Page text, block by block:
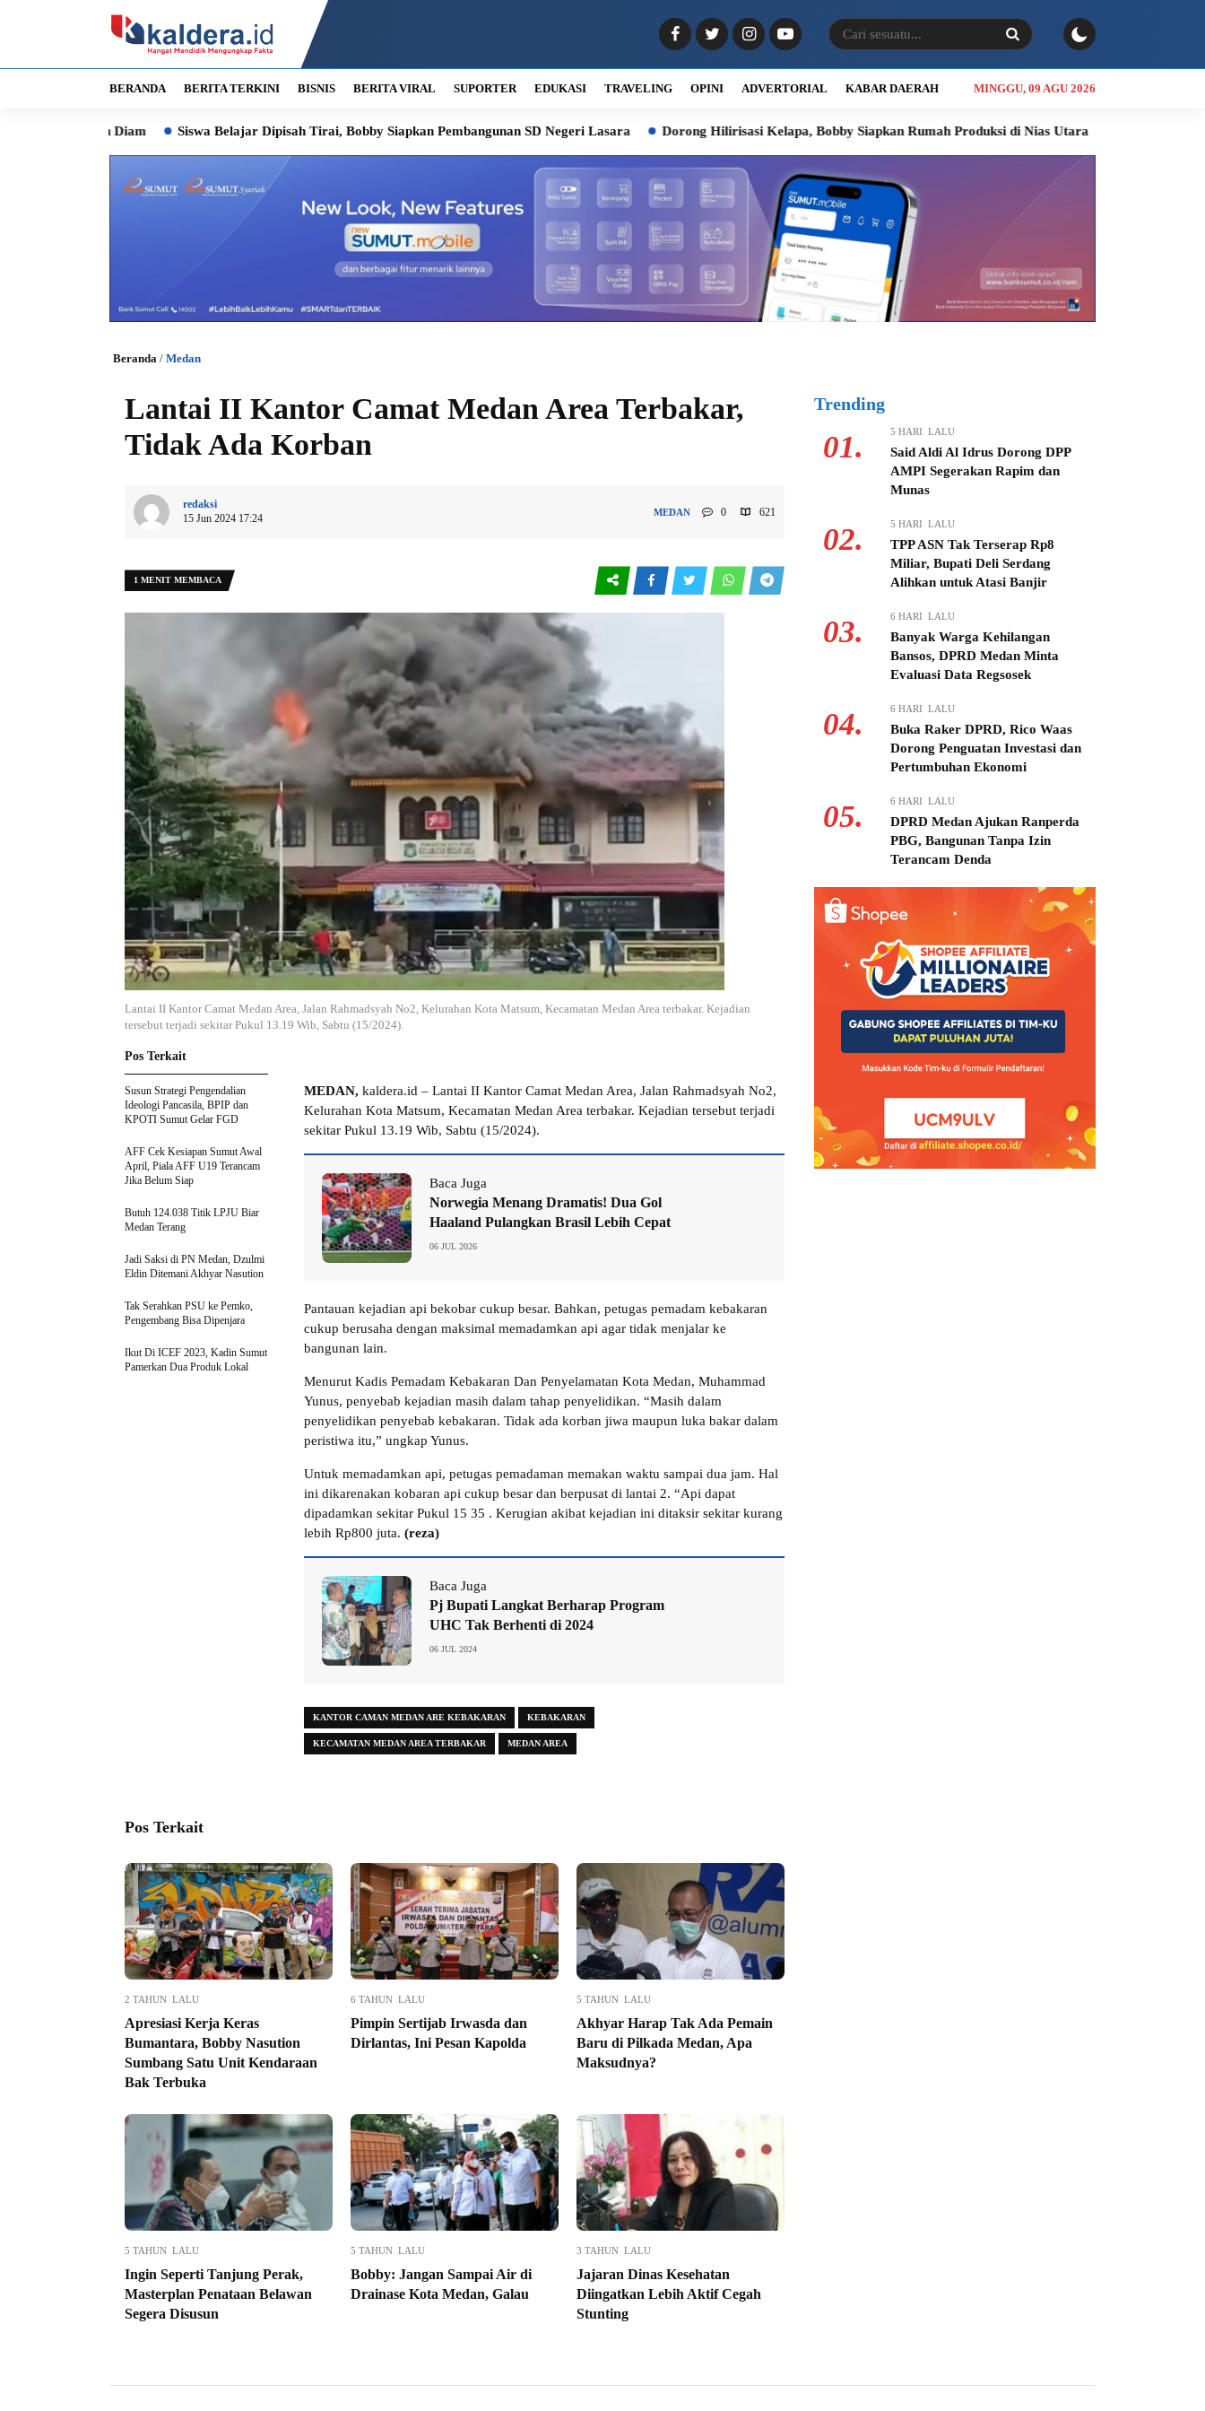
BERANDA BERITA TERKINI BISNIS BERITA VIRAL SUPORTER EDUKASI TRAVELING OPINI ADVERTORIAL KABAR DAERAH MINGGU, 09 AGU 2026
Siswa Belajar Dipisah Tirai, Bobby Siapkan Pembangunan SD Negeri Lasara Dorong Hilirisasi Kelapa, Bobby Siapkan Rumah Produksi di Nias Utara INALUM Siapkan
Beranda / Medan
Lantai II Kantor Camat Medan Area Terbakar,
Tidak Ada Korban
redaksi
15 Jun 2024 17:24
MEDAN 0 621
1 MENIT MEMBACA
Lantai II Kantor Camat Medan Area, Jalan Rahmadsyah No2, Kelurahan Kota Matsum, Kecamatan Medan Area terbakar. Kejadian
tersebut terjadi sekitar Pukul 13.19 Wib, Sabtu (15/2024).
MEDAN, kaldera.id – Lantai II Kantor Camat Medan Area, Jalan Rahmadsyah No2,
Kelurahan Kota Matsum, Kecamatan Medan Area terbakar. Kejadian tersebut terjadi
sekitar Pukul 13.19 Wib, Sabtu (15/2024).
Baca Juga
Norwegia Menang Dramatis! Dua Gol
Haaland Pulangkan Brasil Lebih Cepat
06 JUL 2026
Pantauan kejadian api bekobar cukup besar. Bahkan, petugas pemadam kebakaran
cukup berusaha dengan maksimal memadamkan api agar tidak menjalar ke
bangunan lain.
Menurut Kadis Pemadam Kebakaran Dan Penyelamatan Kota Medan, Muhammad
Yunus, penyebab kejadian masih dalam tahap penyelidikan. “Masih dalam
penyelidikan penyebab kebakaran. Tidak ada korban jiwa maupun luka bakar dalam
peristiwa itu,” ungkap Yunus.
Untuk memadamkan api, petugas pemadaman memakan waktu sampai dua jam. Hal
ini dikarenakan kobaran api cukup besar dan berpusat di lantai 2. “Api dapat
dipadamkan sekitar Pukul 15 35 . Kerugian akibat kejadian ini ditaksir sekitar kurang
lebih Rp800 juta. (reza)
Baca Juga
Pj Bupati Langkat Berharap Program
UHC Tak Berhenti di 2024
06 JUL 2024
KANTOR CAMAN MEDAN ARE KEBAKARAN KEBAKARAN
KECAMATAN MEDAN AREA TERBAKAR MEDAN AREA
Pos Terkait
Susun Strategi Pengendalian
Ideologi Pancasila, BPIP dan
KPOTI Sumut Gelar FGD
AFF Cek Kesiapan Sumut Awal
April, Piala AFF U19 Terancam
Jika Belum Siap
Butuh 124.038 Titik LPJU Biar
Medan Terang
Jadi Saksi di PN Medan, Dzulmi
Eldin Ditemani Akhyar Nasution
Tak Serahkan PSU ke Pemko,
Pengembang Bisa Dipenjara
Ikut Di ICEF 2023, Kadin Sumut
Pamerkan Dua Produk Lokal
Pos Terkait
2 TAHUN LALU
Apresiasi Kerja Keras
Bumantara, Bobby Nasution
Sumbang Satu Unit Kendaraan
Bak Terbuka
6 TAHUN LALU
Pimpin Sertijab Irwasda dan
Dirlantas, Ini Pesan Kapolda
5 TAHUN LALU
Akhyar Harap Tak Ada Pemain
Baru di Pilkada Medan, Apa
Maksudnya?
5 TAHUN LALU
Ingin Seperti Tanjung Perak,
Masterplan Penataan Belawan
Segera Disusun
5 TAHUN LALU
Bobby: Jangan Sampai Air di
Drainase Kota Medan, Galau
3 TAHUN LALU
Jajaran Dinas Kesehatan
Diingatkan Lebih Aktif Cegah
Stunting
Trending
01. 5 HARI LALU
Said Aldi Al Idrus Dorong DPP
AMPI Segerakan Rapim dan
Munas
02. 5 HARI LALU
TPP ASN Tak Terserap Rp8
Miliar, Bupati Deli Serdang
Alihkan untuk Atasi Banjir
03. 6 HARI LALU
Banyak Warga Kehilangan
Bansos, DPRD Medan Minta
Evaluasi Data Regsosek
04. 6 HARI LALU
Buka Raker DPRD, Rico Waas
Dorong Penguatan Investasi dan
Pertumbuhan Ekonomi
05. 6 HARI LALU
DPRD Medan Ajukan Ranperda
PBG, Bangunan Tanpa Izin
Terancam Denda